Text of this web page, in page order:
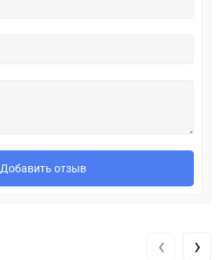
Добавить отзыв
‹ ›